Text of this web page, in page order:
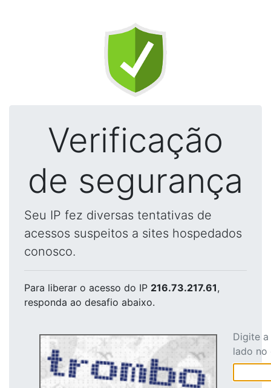
Verificação
de segurança
Seu IP fez diversas tentativas de
acessos suspeitos a sites hospedados
conosco.
Para liberar o acesso do IP 216.73.217.61,
responda ao desafio abaixo.
Digite
lado no